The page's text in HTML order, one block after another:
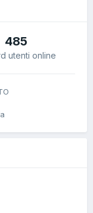
485
utenti online